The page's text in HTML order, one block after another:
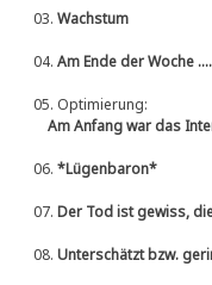
03.Wachstum
04.Am Ende der Woche ....
05. Optimierung:
Am Anfang war das
06.*Lügenbaron*
07.Der Tod ist gewiss,
08.Unterschätzt bzw.